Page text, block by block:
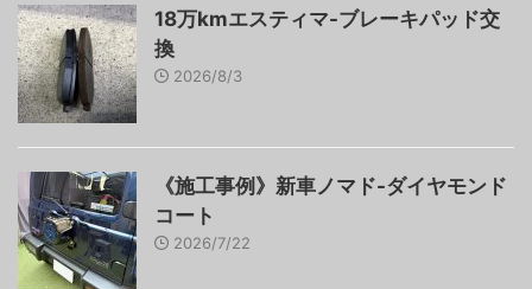
18万kmエスティマ-ブレーキパッド交
換
2026/8/3
《施工事例》新車ノマド-ダイヤモンド
コート
2026/7/22